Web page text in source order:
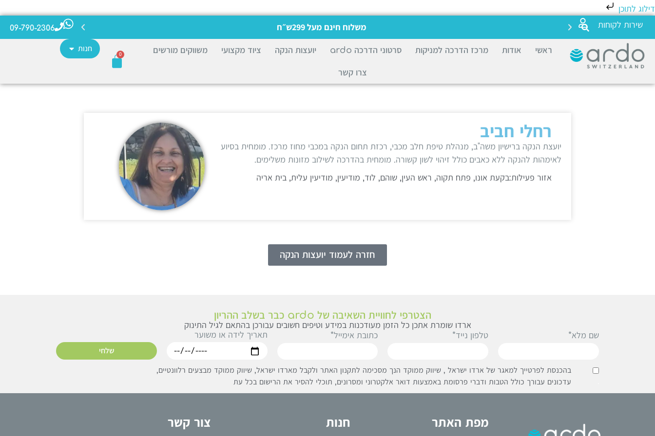
דילוג לתוכן
שירות לקוחות
משלוח חינם מעל 299ש״ח 09-790-2306
ראשי אודות מרכז הדרכה למניקות סרטוני הדרכה ardo יועצות הנקה ציוד מקצועי משווקים מורשים
צרו קשר
0
חנות
רחלי חביב
יועצת הנקה ברישיון משה"ב, מנהלת טיפת חלב מכבי, רכזת תחום הנקה במכבי מחוז מרכז. מומחית בסיוע
לאימהות להנקה ללא כאבים כולל זיהוי לשון קשורה. מומחית בהדרכה לשילוב מזונות משלימים.
אזור פעילות:בקעת אונו, פתח תקוה, ראש העין, שוהם, לוד, מודיעין, מודיעין עלית, בית אריה
חזרה לעמוד יועצות הנקה
הצטרפי לחוויית השאיבה של ardo כבר בשלב ההריון
ארדו שומרת אתכן כל הזמן מעודכנות במידע וטיפים חשובים עבורכן בהתאם לגיל התינוק
בהכנסת לפרטייך למאגר של ארדו ישראל , שיווק ממוקד הנך מסכימה לתקנון האתר ולקבל מארדו ישראל, שיווק ממוקד מבצעים רלוונטיים,
עדכונים עבורך כולל הטבות ודברי פרסומת באמצעות דואר אלקטרוני ומסרונים, תוכלי להסיר את הרישום בכל עת
שם מלא* טלפון נייד* כתובת אימייל* תאריך לידה או משוער
שלחי
מפת האתר חנות צור קשר